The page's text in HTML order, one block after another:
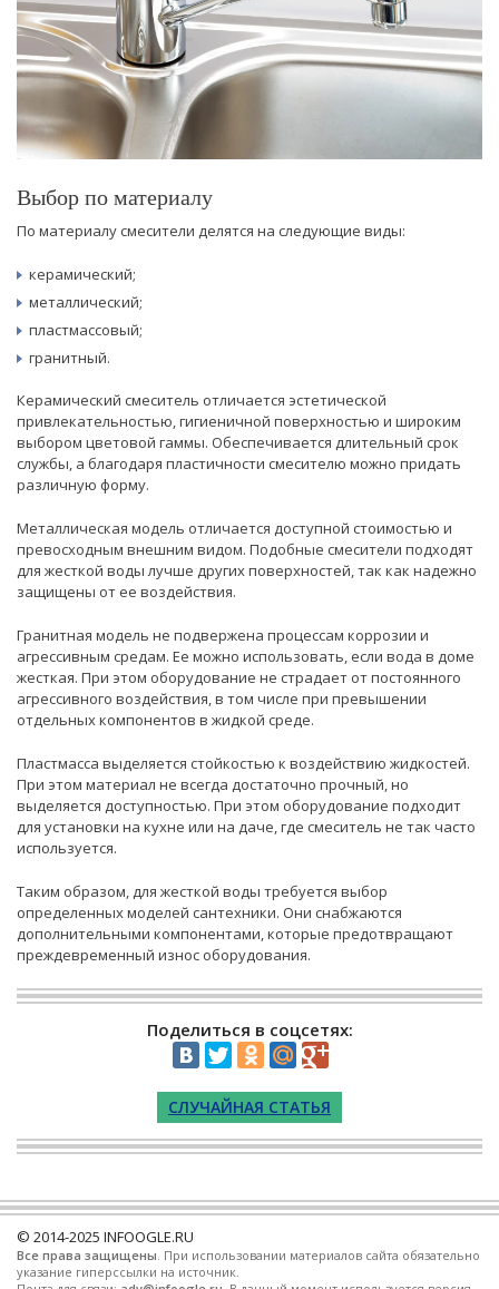
Выбор по материалу
По материалу смесители делятся на следующие виды:
керамический;
металлический;
пластмассовый;
гранитный.
Керамический смеситель отличается эстетической
привлекательностью, гигиеничной поверхностью и широким
выбором цветовой гаммы. Обеспечивается длительный срок
службы, а благодаря пластичности смесителю можно придать
различную форму.
Металлическая модель отличается доступной стоимостью и
превосходным внешним видом. Подобные смесители подходят
для жесткой воды лучше других поверхностей, так как надежно
защищены от ее воздействия.
Гранитная модель не подвержена процессам коррозии и
агрессивным средам. Ее можно использовать, если вода в доме
жесткая. При этом оборудование не страдает от постоянного
агрессивного воздействия, в том числе при превышении
отдельных компонентов в жидкой среде.
Пластмасса выделяется стойкостью к воздействию жидкостей.
При этом материал не всегда достаточно прочный, но
выделяется доступностью. При этом оборудование подходит
для установки на кухне или на даче, где смеситель не так часто
используется.
Таким образом, для жесткой воды требуется выбор
определенных моделей сантехники. Они снабжаются
дополнительными компонентами, которые предотвращают
преждевременный износ оборудования.
Поделиться в соцсетях:
СЛУЧАЙНАЯ СТАТЬЯ
© 2014-2025 INFOOGLE.RU
Все права защищены. При использовании материалов сайта обязательно
указание гиперссылки на источник.